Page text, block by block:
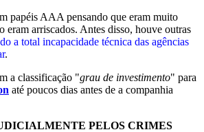
papéis AAA pensando que eram muito
eram arriscados. Antes disso, houve outras
a total incapacidade técnica das agências
.
a classificação "grau de investimento" para
até poucos dias antes de a companhia
PELOS CRIMES